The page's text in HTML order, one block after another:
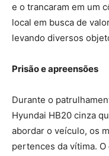
e o trancaram em um
local em busca de
levando diversos
Prisão e apreensões
Durante o
Hyundai HB20 cinza
abordar o veículo, os
pertences da vítima.